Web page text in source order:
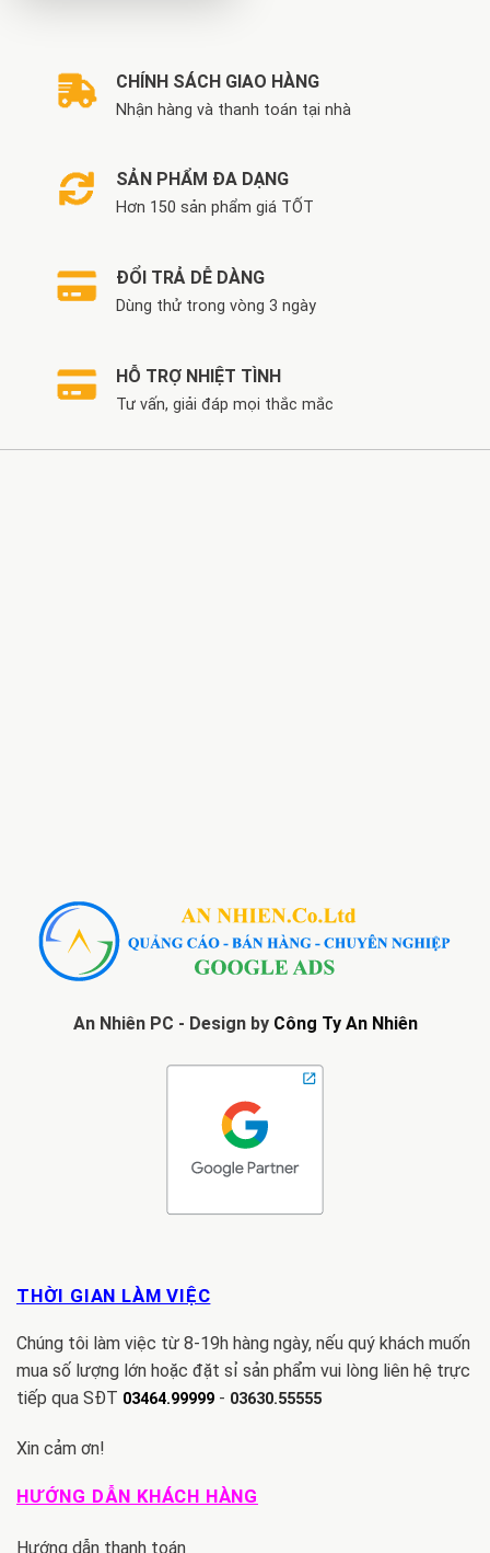
CHÍNH SÁCH GIAO HÀNG
Nhận hàng và thanh toán tại nhà
SẢN PHẨM ĐA DẠNG
Hơn 150 sản phẩm giá TỐT
ĐỔI TRẢ DỄ DÀNG
Dùng thử trong vòng 3 ngày
HỖ TRỢ NHIỆT TÌNH
Tư vấn, giải đáp mọi thắc mắc
An Nhiên PC - Design by Công Ty An Nhiên
THỜI GIAN LÀM VIỆC
Chúng tôi làm việc từ 8-19h hàng ngày, nếu quý khách muốn
mua số lượng lớn hoặc đặt sỉ sản phẩm vui lòng liên hệ trực
tiếp qua SĐT 03464.99999 - 03630.55555
Xin cảm ơn!
HƯỚNG DẪN KHÁCH HÀNG
Hướng dẫn thanh toán